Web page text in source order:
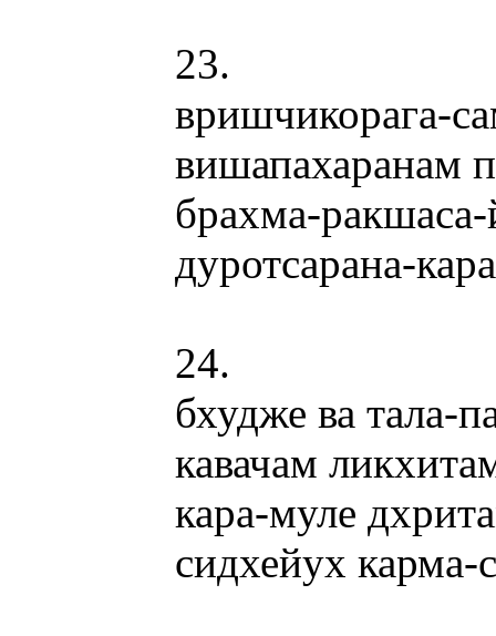
23.
вришчикорага-
вишапахаранам
брахма-
дуротсарана-
24.
бхудже ва тала-
кавачам
кара-муле
сидхейух карма-